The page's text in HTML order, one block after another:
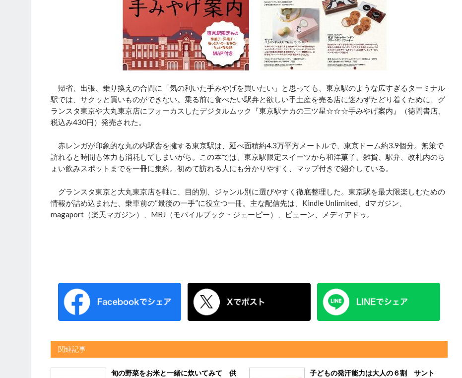
帰省、出張、乗り換えの合間に「気の利いた手みやげを買いたい」と思っても、東京駅のような広すぎるターミナル
駅では、サクッと買いものができない。乗る前に食べたい駅弁と欲しい手土産を売る店に迷わずたどり着くために、グ
ランスタ東京や大丸東京店にフォーカスしたデジタルムック『東京駅ナカの三ツ星☆☆☆手みやげ案内』（徳間書店、
税込み430円）発売された。
赤レンガが印象的な丸の内駅舎を擁する東京駅は、延べ面積約4.3万平方メートルで、東京ドーム約3.9個分。無策で
訪れると時間も体力も消耗してしまいがち。この本では、東京駅限定スイーツから和洋菓子、雑貨、駅弁、改札内のち
ょい飲みスポットまでを一冊に集約。初めて訪れる人にも分かりやすく、マップ付きで紹介している。
グランスタ東京と大丸東京店を軸に、目的別、ジャンル別に選びやすく徹底整理した。東京駅を最大限楽しむための
情報が詰め込まれた、乗車前の“最後の一手”に役立つ一冊。主な配信先は、Kindle Unlimited、dマガジン、
magaport（楽天マガジン）、MBJ（モバイルブック・ジェーピー）、ビューン、メディアドゥ。
関連記事
旬の野菜をお米と一緒に炊いてみて 供
子どもの発汗能力は大人の６割 サント